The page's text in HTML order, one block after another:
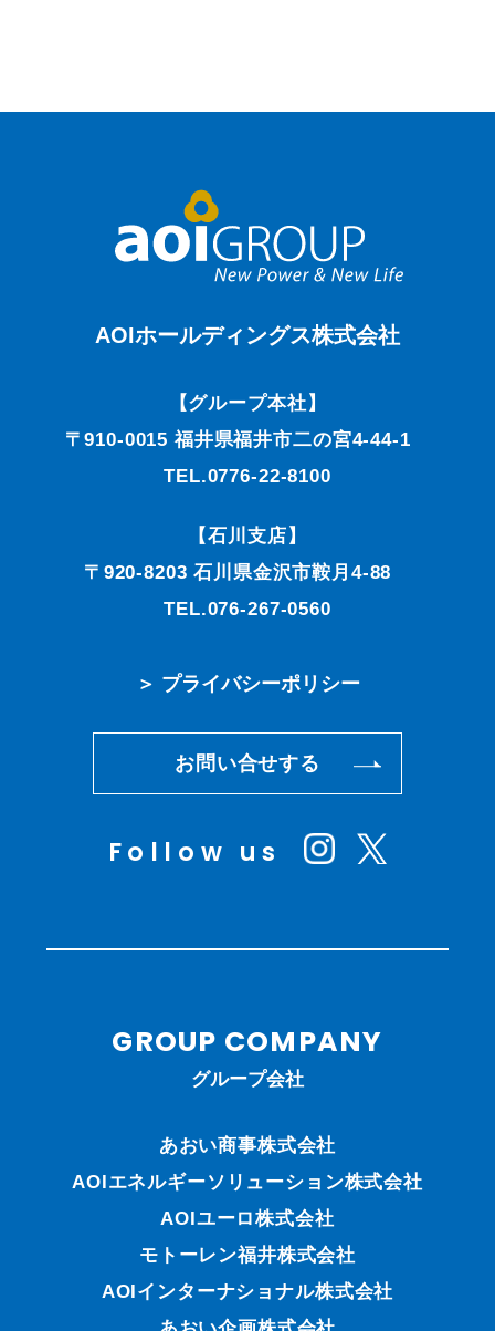
AOIホールディングス株式会社
【グループ本社】
〒910-0015 福井県福井市二の宮4-44-1
TEL.0776-22-8100
【石川支店】
〒920-8203 石川県金沢市鞍月4-88
TEL.076-267-0560
＞ プライバシーポリシー
お問い合せする
Follow us
GROUP COMPANY
グループ会社
あおい商事株式会社
AOIエネルギーソリューション株式会社
AOIユーロ株式会社
モトーレン福井株式会社
AOIインターナショナル株式会社